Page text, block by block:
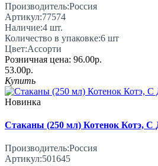
Производитель:Россия
Артикул:77574
Наличие:4 шт.
Количество в упаковке:6 шт
Цвет:Ассорти
Розничная цена: 96.00р.
53.00р.
Купить
Новинка
Стаканы (250 мл) Котенок Котэ,
Производитель:Россия
Артикул:501645